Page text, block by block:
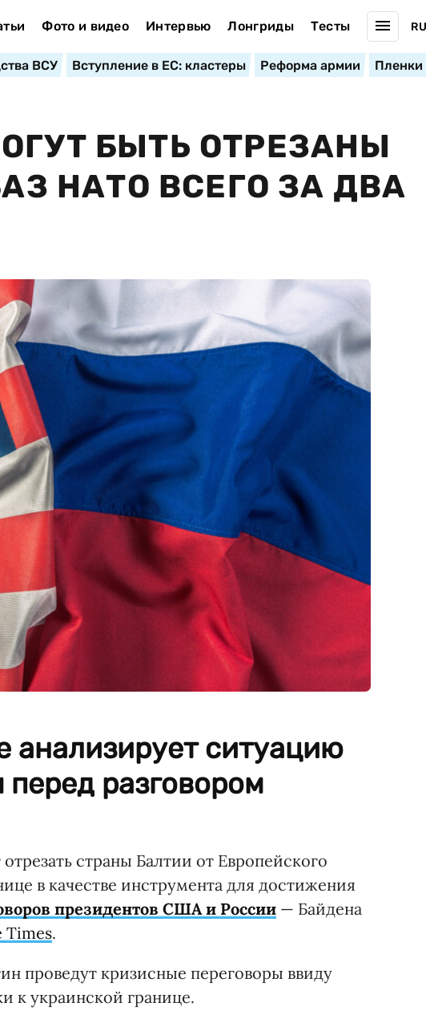
Фото и видео Интервью Лонгриды Тесты RU
ВСУ Вступление в ЕС: кластеры Реформа армии
БЫТЬ ОТРЕЗАНЫ
НАТО ВСЕГО ЗА ДВА
анализирует ситуацию
разговором
страны Балтии от Европейского
в качестве инструмента для достижения
президентов США и России — Байдена
Times.
проведут кризисные переговоры ввиду
к украинской границе.